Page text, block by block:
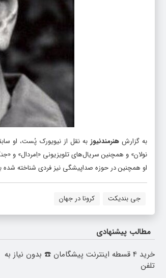
به گزارشهنرمندنیوز به نقل از نیویورک پُست، او
نولان» و همچنین سریال‌های تلویزیونی «اِمردال» و
او همچنین در حوزه صداپیشگی نیز فردی شناخته شده
جی بندیکت کرونا در جهان
مطالب پیشنهادی
خرید 4 قسطه اینترنت پیشگامان ☎️ بدون نیاز به
تلفن